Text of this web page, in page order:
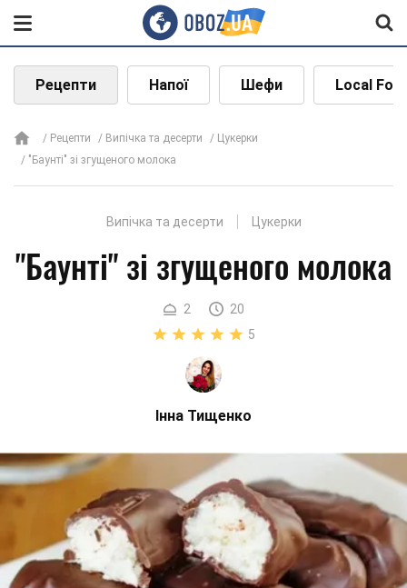
Рецепти Напої Шефи Local
Рецепти Випічка та десерти
Цукерки
"Баунті" зі згущеного молока
Випічка та десерти Цукерки
"Баунті" зі згущеного молока
2
20
5
Інна Тищенко